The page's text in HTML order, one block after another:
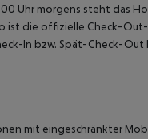
Uhr morgens steht das
ist die offizielle Check-
In bzw. Spät-Check-
mit eingeschränkter